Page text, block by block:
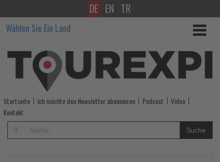
Urban
Hiking:
Fünf
Stadtwanderungen
zeigen
Seattle
von
DE EN TR
Wählen Sie Ein Land
Startseite Ich möchte den Newsletter abonnieren Podcast
Video
Kontakt
Suche